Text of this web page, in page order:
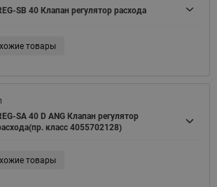
SB 40 Клапан регулятор расхода
товары
SA 40 D ANG Клапан регулятор
класс 4055702128)
товары